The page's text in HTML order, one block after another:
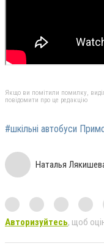
Якщо ви помітили помилку,
повідомити про це редакцію
#шкільні автобуси
Наталья
Авторизуйтесь, щоб